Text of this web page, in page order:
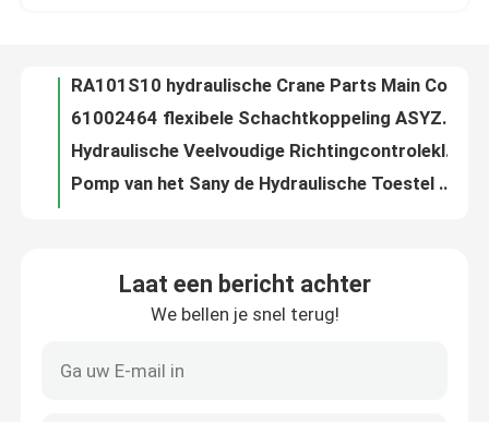
Verzoek om een Citaat
Gebruikte Vrachtwagenkranen
Pomp van het Sany de Hydraulische Toestel CBW5AG040R 60250771
Hydraulische Druk Tegen In evenwicht brengende Klep Y2013Y12136502 60033558
P22Q021 Hydraulische kraanonderdelen hijslier balansklep 13770635
Solenoïde het Omkeren Klep4we6d-l68 EG24NK7 Controle het Omkeren Solenoïdeklep 60275748
Laat een bericht achter
We bellen je snel terug!